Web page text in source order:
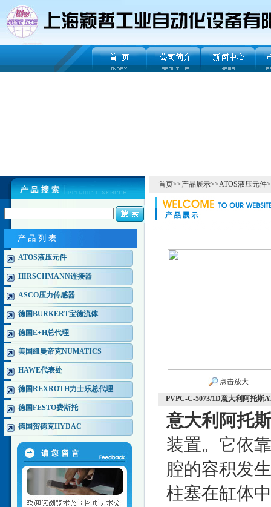
ATOS液压元件
HIRSCHMANN连接器
ASCO压力传感器
德国BURKERT宝德流体
德国E+H总代理
美国纽曼帝克NUMATICS
HAWE代表处
德国REXROTH力士乐总代理
德国FESTO费斯托
德国贺德克HYDAC
首页>>产品展示>>ATOS液压元件
点击放大
PVPC-C-5073/1D意大利阿托斯
意大利阿托
装置。它依
腔的容积发
柱塞在缸体